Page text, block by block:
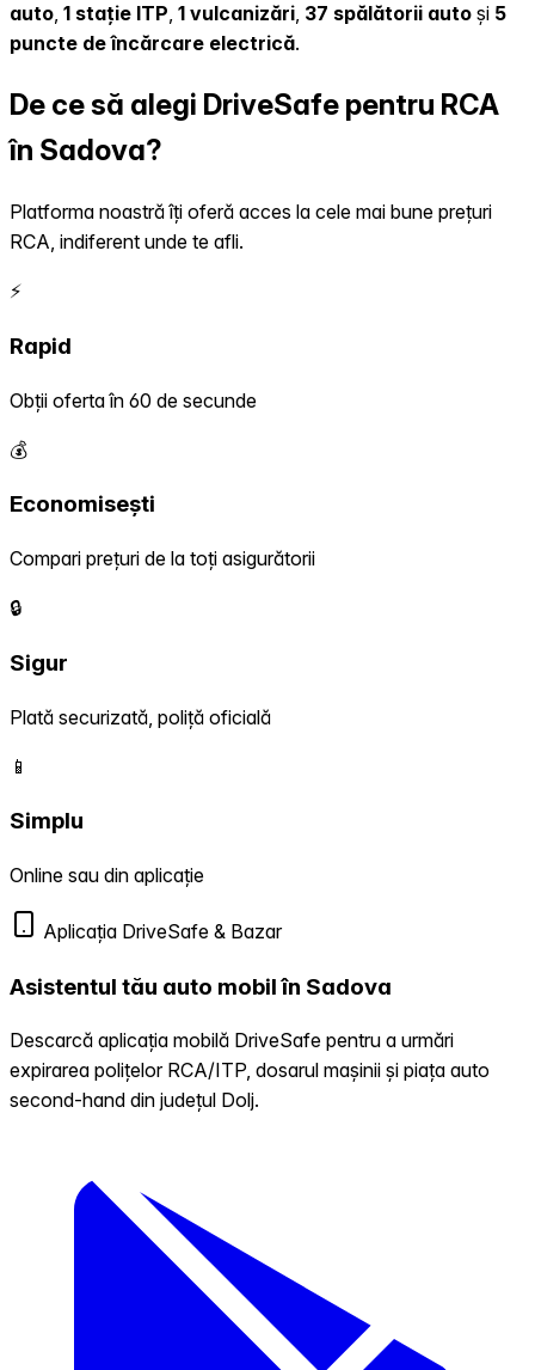
auto, 1 stație ITP, 1 vulcanizări, 37 spălătorii auto și 5
puncte de încărcare electrică.
De ce să alegi DriveSafe pentru RCA
în Sadova?
Platforma noastră îți oferă acces la cele mai bune prețuri
RCA, indiferent unde te afli.
⚡
Rapid
Obții oferta în 60 de secunde
💰
Economisești
Compari prețuri de la toți asigurătorii
🔒
Sigur
Plată securizată, poliță oficială
📱
Simplu
Online sau din aplicație
Aplicația DriveSafe & Bazar
Asistentul tău auto mobil în Sadova
Descarcă aplicația mobilă DriveSafe pentru a urmări
expirarea polițelor RCA/ITP, dosarul mașinii și piața auto
second-hand din județul Dolj.